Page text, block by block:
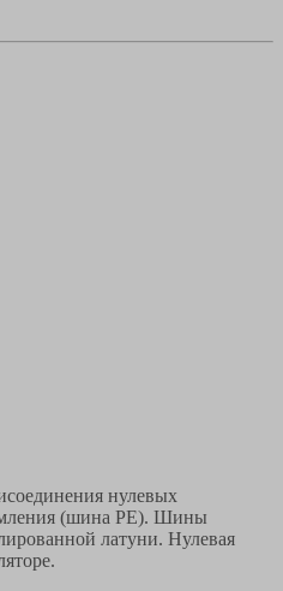
нулевых
(шина PE). Шины
латуни. Нулевая